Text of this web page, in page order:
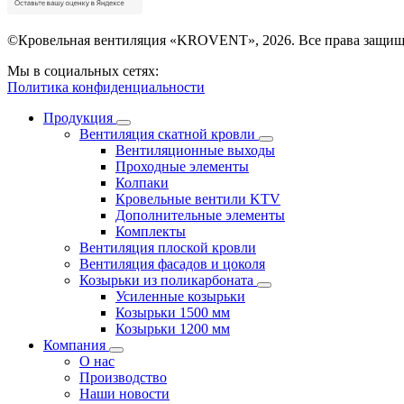
©Кровельная вентиляция «KROVENT», 2026. Все права
Мы в социальных сетях:
Политика конфиденциальности
Продукция
Вентиляция скатной кровли
Вентиляционные выходы
Проходные элементы
Колпаки
Кровельные вентили KTV
Дополнительные элементы
Комплекты
Вентиляция плоской кровли
Вентиляция фасадов и цоколя
Козырьки из поликарбоната
Усиленные козырьки
Козырьки 1500 мм
Козырьки 1200 мм
Компания
О нас
Производство
Наши новости